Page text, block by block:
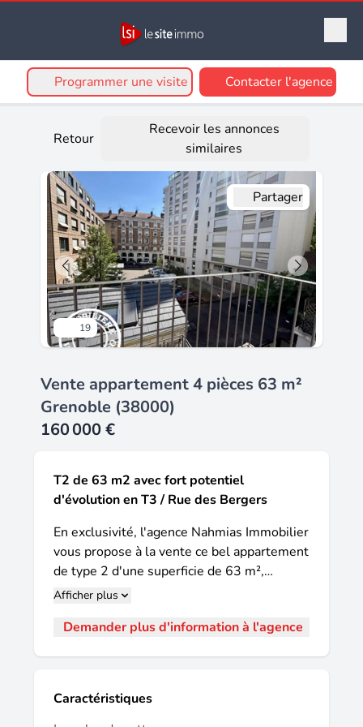
Programmer une visite Contacter l'agence
Retour
Recevoir les annonces
similaires
19
Partager
Vente appartement 4 pièces 63 m²
Grenoble (38000)
160 000 €
T2 de 63 m2 avec fort potentiel
d'évolution en T3 / Rue des Bergers
En exclusivité, l'agence Nahmias Immobilier
vous propose à la vente ce bel appartement
de type 2 d'une superficie de 63 m²,
idéalement situé au 4 rue des Bergers à
centre-ville, à proximité immédiate des
Situé au 2 ème étage avec ascenseur, cet
appartement lumineux offre un fort
Afficher plus
Demander plus d'information à l'agence
Caractéristiques